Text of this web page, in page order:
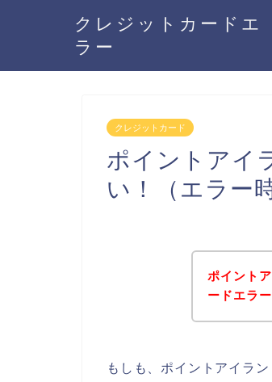
クレジットカードエ
ラー
クレジットカード
ポイントアイ
い！（エラー
ポイント
ードエラ
もしも、ポイントアイラ